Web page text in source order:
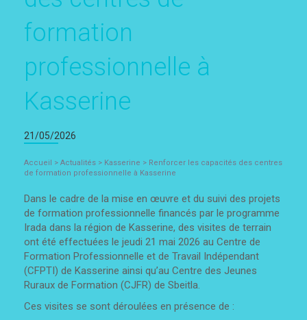
formation
professionnelle à
Kasserine
21/05/2026
Accueil > Actualités > Kasserine > Renforcer les capacités des centres
de formation professionnelle à Kasserine
Dans le cadre de la mise en œuvre et du suivi des projets
de formation professionnelle financés par le programme
Irada dans la région de Kasserine, des visites de terrain
ont été effectuées le jeudi 21 mai 2026 au Centre de
Formation Professionnelle et de Travail Indépendant
(CFPTI) de Kasserine ainsi qu’au Centre des Jeunes
Ruraux de Formation (CJFR) de Sbeitla.
Ces visites se sont déroulées en présence de :